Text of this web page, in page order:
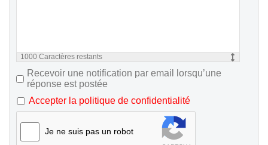
1000 Caractères restants
Recevoir une notification par email lorsqu’une
réponse est postée
Accepter la politique de confidentialité
Je ne suis pas un robot